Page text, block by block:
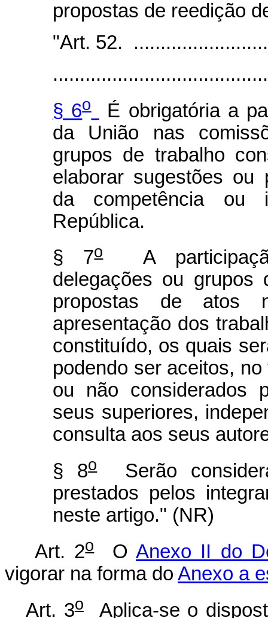
propostas de reedição
"Art. 52.
§ 6o
É obrigatória a
da União nas
grupos de trabalho
elaborar sugestões ou
da competência ou
República.
§ 7oA
delegações ou grupos
propostas de atos
apresentação dos
constituído, os quais
podendo ser aceitos,
ou não considerados
seus superiores,
consulta aos seus
§ 8oSerão
prestados pelos
neste artigo." (NR)
Art. 2oOAnexo II do
vigorar na forma do Anexo a
Art. 3oAplica-se o